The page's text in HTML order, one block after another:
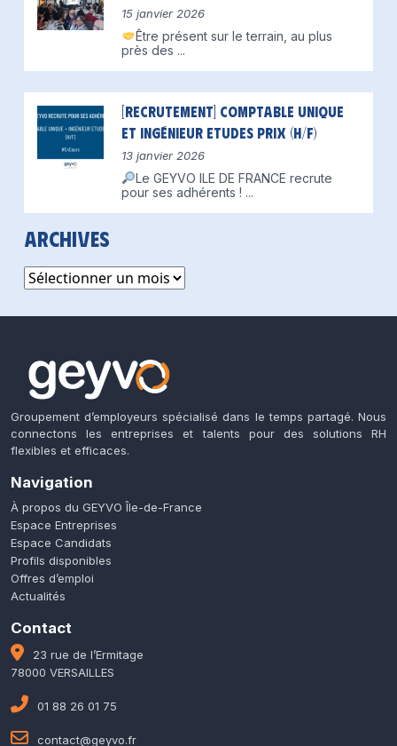
15 janvier 2026
Être présent sur le terrain, au plus
près des ...
[Recrutement] Comptable unique
et Ingénieur Etudes Prix (H/F)
13 janvier 2026
Le GEYVO ILE DE FRANCE recrute
pour ses adhérents ! ...
Archives
Archives
Groupement d’employeurs spécialisé dans le temps partagé. Nous
connectons les entreprises et talents pour des solutions RH
flexibles et efficaces.
Navigation
À propos du GEYVO Île-de-France
Espace Entreprises
Espace Candidats
Profils disponibles
Offres d’emploi
Actualités
Contact
23 rue de l’Ermitage
78000 VERSAILLES
01 88 26 01 75
contact@geyvo.fr